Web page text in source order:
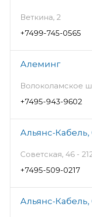
Веткина, 2
+7499-745-0565
Алеминг
Волоколамское
+7495-943-9602
Альянс-
Советская, 46 -
+7495-509-0217
Альянс-